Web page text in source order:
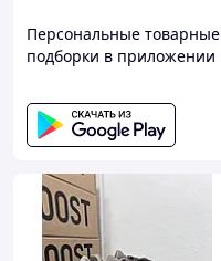
Персональные товарные
подборки в приложении